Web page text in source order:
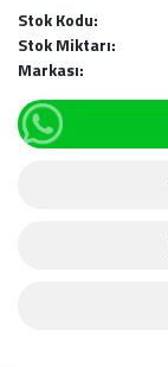
Stok Kodu:
Stok Miktarı:
Markası: